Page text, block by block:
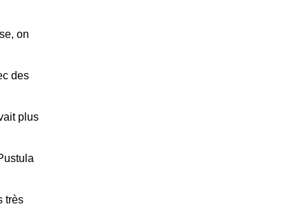
on
des
plus
très